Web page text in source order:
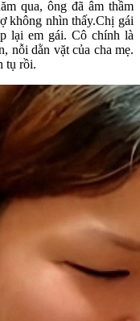
qua, ông đã âm thầm
không nhìn thấy.Chị gái
lại em gái. Cô chính là
nỗi dằn vặt của cha mẹ.
tụ rồi.